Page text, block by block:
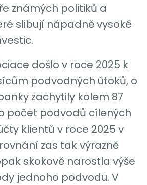
známých politiků a
slibují nápadně vysoké
došlo v roce 2025 k
podvodných útoků, o
zachytily kolem 87
počet podvodů cílených
klientů v roce 2025 v
zas tak výrazně
skokově narostla výše
jednoho podvodu. V